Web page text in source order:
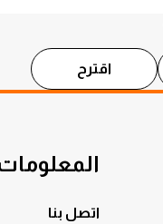
اقترح
اتصل بنا